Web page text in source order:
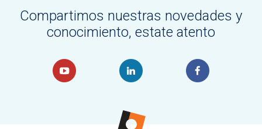
Compartimos nuestras novedades y
conocimiento, estate atento